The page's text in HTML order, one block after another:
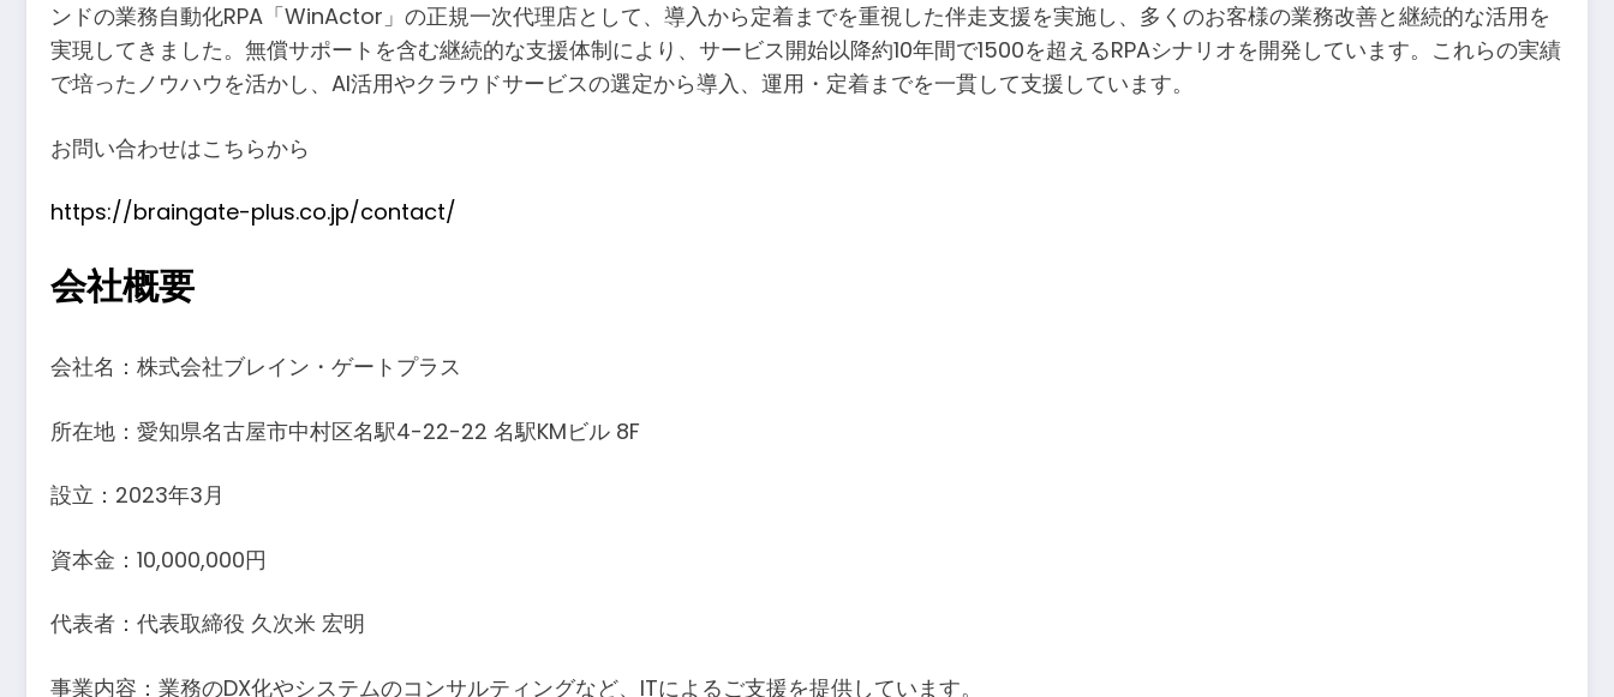
ンドの業務自動化RPA「WinActor」の正規一次代理店として、導入から定着までを重視した伴走支援を実施し、多くのお客様の業務改善と継続的な活用を
実現してきました。無償サポートを含む継続的な支援体制により、サービス開始以降約10年間で1500を超えるRPAシナリオを開発しています。これらの実績
で培ったノウハウを活かし、AI活用やクラウドサービスの選定から導入、運用・定着までを一貫して支援しています。
お問い合わせはこちらから
https://braingate-plus.co.jp/contact/
会社概要
会社名：株式会社ブレイン・ゲートプラス
所在地：愛知県名古屋市中村区名駅4-22-22 名駅KMビル 8F
設立：2023年3月
資本金：10,000,000円
代表者：代表取締役 久次米 宏明
事業内容：業務のDX化やシステムのコンサルティングなど、ITによるご支援を提供しています。